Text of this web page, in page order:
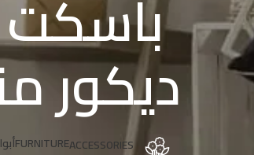
ديكور
ACCESSORIES
FURNITURE